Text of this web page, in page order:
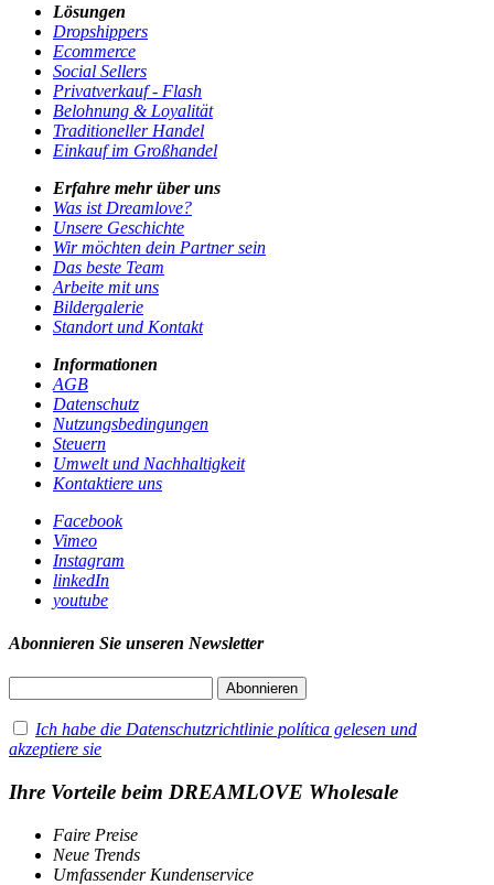
Lösungen
Dropshippers
Ecommerce
Social Sellers
Privatverkauf - Flash
Belohnung & Loyalität
Traditioneller Handel
Einkauf im Großhandel
Erfahre mehr über uns
Was ist Dreamlove?
Unsere Geschichte
Wir möchten dein Partner sein
Das beste Team
Arbeite mit uns
Bildergalerie
Standort und Kontakt
Informationen
AGB
Datenschutz
Nutzungsbedingungen
Steuern
Umwelt und Nachhaltigkeit
Kontaktiere uns
Facebook
Vimeo
Instagram
linkedIn
youtube
Abonnieren Sie unseren Newsletter
Ich habe die Datenschutzrichtlinie política gelesen und
akzeptiere sie
Ihre Vorteile beim DREAMLOVE Wholesale
Faire Preise
Neue Trends
Umfassender Kundenservice